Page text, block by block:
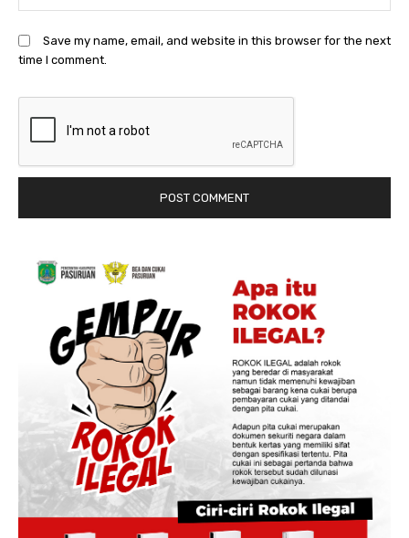
Save my name, email, and website in this browser for the next
time I comment.